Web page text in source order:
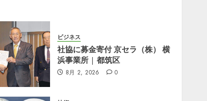
ビジネス
社協に募金寄付 京セラ（株） 横
浜事業所 | 都筑区
8月 2, 2026 0